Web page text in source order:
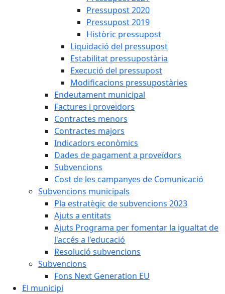
Pressupost 2020
Pressupost 2019
Històric pressupost
Liquidació del pressupost
Estabilitat pressupostària
Execució del pressupost
Modificacions pressupostàries
Endeutament municipal
Factures i proveïdors
Contractes menors
Contractes majors
Indicadors econòmics
Dades de pagament a proveïdors
Subvencions
Cost de les campanyes de Comunicació
Subvencions municipals
Pla estratègic de subvencions 2023
Ajuts a entitats
Ajuts Programa per fomentar la igualtat de
l'accés a l'educació
Resolució subvencions
Subvencions
Fons Next Generation EU
El municipi